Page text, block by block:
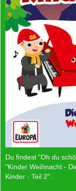
Du findest "Oh du
"Kinder Weihnacht -
Kinder - Teil 2".